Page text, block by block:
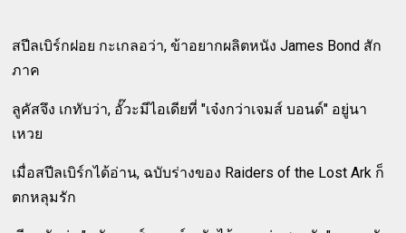
สปีลเบิร์กฝอย กะเกลอว่า, ข้าอยากผลิตหนัง James Bond สัก
ภาค
ลูคัสจึง เกทับว่า, อั๊วะมีไอเดียที่ "เจ๋งกว่าเจมส์ บอนด์" อยู่นา
เหวย
เมื่อสปีลเบิร์กได้อ่าน, ฉบับร่างของ Raiders of the Lost Ark ก็
ตกหลุมรัก